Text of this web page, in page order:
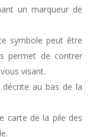
un marqueur de
symbole peut être
permet de contrer
visant.
décrite au bas de la
carte de la pile des